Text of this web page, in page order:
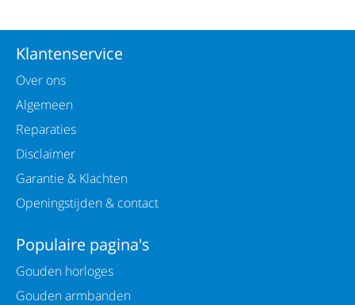
Klantenservice
Over ons
Algemeen
Reparaties
Disclaimer
Garantie & Klachten
Openingstijden & contact
Populaire pagina's
Gouden horloges
Gouden armbanden